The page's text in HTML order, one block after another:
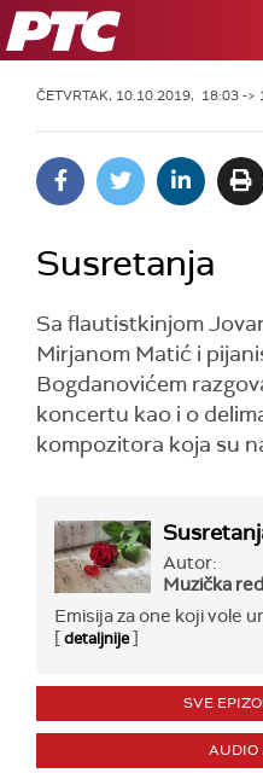
RTS
ČETVRTAK, 10.10.2019, 18:03 ->
Susretanja
Sa flautistkinjom
Mirjanom Matić i
Bogdanovićem
koncertu kao i o
kompozitora koja su
Autor:
Muzička
Emisija za one koji vole
[detaljnije]
SVE
AUDIO